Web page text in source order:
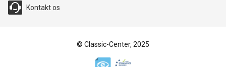
Kontakt os
© Classic-Center, 2025